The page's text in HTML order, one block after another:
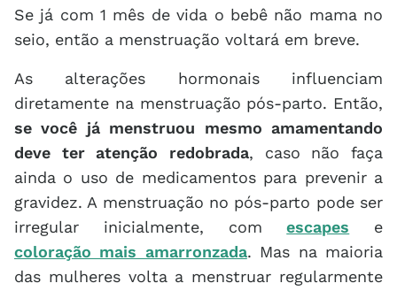
Se já com 1 mês de vida o bebê não mama no
seio, então a menstruação voltará em breve.
As alterações hormonais influenciam
diretamente na menstruação pós-parto. Então,
se você já menstruou mesmo amamentando
deve ter atenção redobrada, caso não faça
ainda o uso de medicamentos para prevenir a
gravidez. A menstruação no pós-parto pode ser
irregular inicialmente, comescapes e
coloração mais amarronzada. Mas na maioria
das mulheres volta a menstruar regularmente